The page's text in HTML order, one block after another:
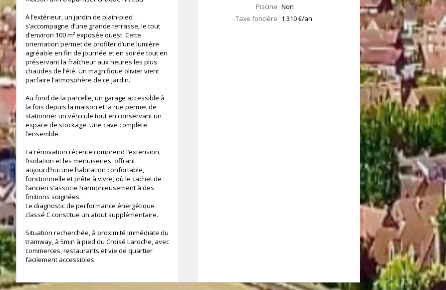
À l’extérieur, un jardin de plain-pied
s’accompagne d’une grande terrasse, le tout
d’environ 100 m² exposée ouest. Cette
orientation permet de profiter d’une lumière
agréable en fin de journée et en soirée tout en
préservant la fraîcheur aux heures les plus
chaudes de l’été. Un magnifique olivier vient
parfaire l’atmosphère de ce jardin.
Au fond de la parcelle, un garage accessible à
la fois depuis la maison et la rue permet de
stationner un véhicule tout en conservant un
espace de stockage. Une cave complète
l’ensemble.
La rénovation récente comprend l’extension,
l’isolation et les menuiseries, offrant
aujourd’hui une habitation confortable,
fonctionnelle et prête à vivre, où le cachet de
l’ancien s’associe harmonieusement à des
finitions soignées.
Le diagnostic de performance énergétique
classé C constitue un atout supplémentaire.
Situation recherchée, à proximité immédiate du
tramway, à 5min à pied du Croisé Laroche, avec
commerces, restaurants et vie de quartier
facilement accessibles.
Piscine Non
Taxe foncière 1 310 €/an